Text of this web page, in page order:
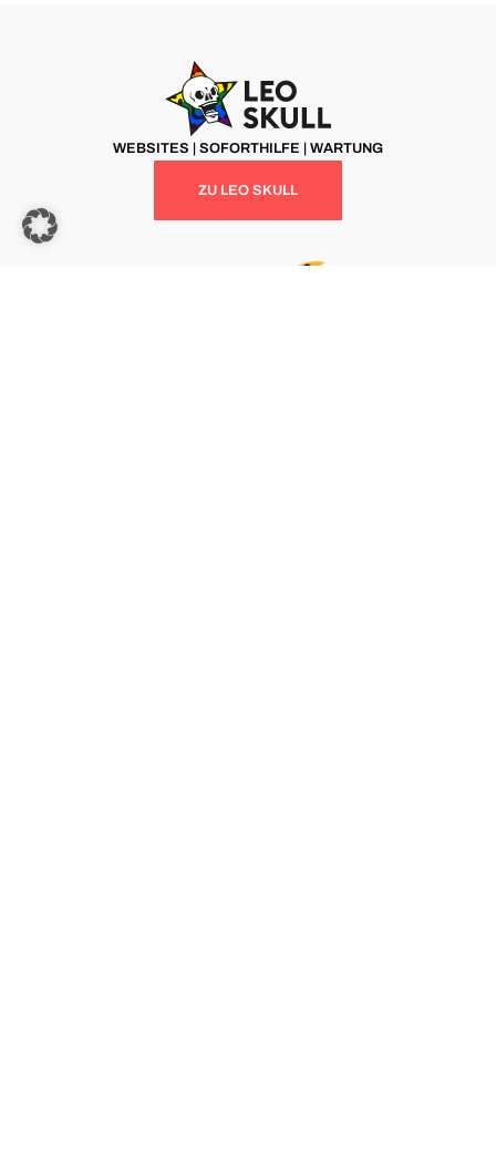
WEBSITES | SOFORTHILFE | WARTUNG
ZU LEO SKULL